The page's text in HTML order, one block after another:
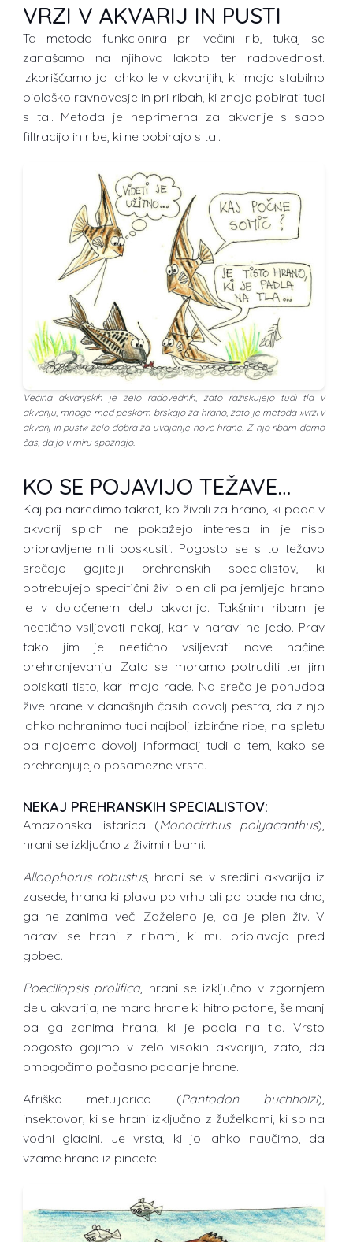
VRZI V AKVARIJ IN PUSTI
Ta metoda funkcionira pri večini rib, tukaj se
zanašamo na njihovo lakoto ter radovednost.
Izkoriščamo jo lahko le v akvarijih, ki imajo stabilno
biološko ravnovesje in pri ribah, ki znajo pobirati tudi
s tal. Metoda je neprimerna za akvarije s sabo
filtracijo in ribe, ki ne pobirajo s tal.
Večina akvarijskih je zelo radovednih, zato raziskujejo tudi tla v
akvariju, mnoge med peskom brskajo za hrano, zato je metoda »vrzi v
akvarij in pusti« zelo dobra za uvajanje nove hrane. Z njo ribam damo
čas, da jo v miru spoznajo.
KO SE POJAVIJO TEŽAVE…
Kaj pa naredimo takrat, ko živali za hrano, ki pade v
akvarij sploh ne pokažejo interesa in je niso
pripravljene niti poskusiti. Pogosto se s to težavo
srečajo gojitelji prehranskih specialistov, ki
potrebujejo specifični živi plen ali pa jemljejo hrano
le v določenem delu akvarija. Takšnim ribam je
neetično vsiljevati nekaj, kar v naravi ne jedo. Prav
tako jim je neetično vsiljevati nove načine
prehranjevanja. Zato se moramo potruditi ter jim
poiskati tisto, kar imajo rade. Na srečo je ponudba
žive hrane v današnjih časih dovolj pestra, da z njo
lahko nahranimo tudi najbolj izbirčne ribe, na spletu
pa najdemo dovolj informacij tudi o tem, kako se
prehranjujejo posamezne vrste.
NEKAJ PREHRANSKIH SPECIALISTOV:
Amazonska listarica (Monocirrhus polyacanthus),
hrani se izključno z živimi ribami.
Alloophorus robustus, hrani se v sredini akvarija iz
zasede, hrana ki plava po vrhu ali pa pade na dno,
ga ne zanima več. Zaželeno je, da je plen živ. V
naravi se hrani z ribami, ki mu priplavajo pred
gobec.
Poeciliopsis prolifica , hrani se izključno v zgornjem
delu akvarija, ne mara hrane ki hitro potone, še manj
pa ga zanima hrana, ki je padla na tla. Vrsto
pogosto gojimo v zelo visokih akvarijih, zato, da
omogočimo počasno padanje hrane.
Afriška metuljarica (Pantodon buchholzi),
insektovor, ki se hrani izključno z žuželkami, ki so na
vodni gladini. Je vrsta, ki jo lahko naučimo, da
vzame hrano iz pincete.